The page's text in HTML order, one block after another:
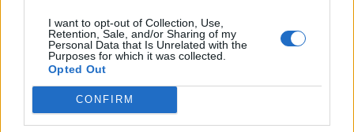
I want to opt-out of Collection, Use,
Retention, Sale, and/or Sharing of my
Personal Data that Is Unrelated with the
Purposes for which it was collected.
Opted Out
CONFIRM
MÁR ELŐFIZETŐNK VAGY?BEJELENTKEZÉS